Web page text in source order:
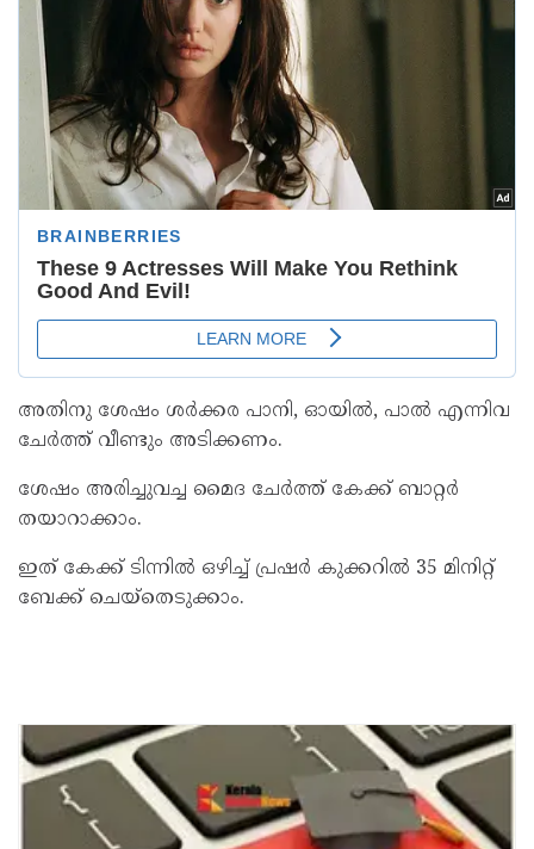
അതിനു ശേഷം ശർക്കര പാനി, ഓയിൽ, പാൽ എന്നിവ
ചേർത്ത് വീണ്ടും അടിക്കണം.
ശേഷം അരിച്ചുവച്ച മൈദ ചേർത്ത് കേക്ക് ബാറ്റർ
തയാറാക്കാം.
ഇത് കേക്ക് ടിന്നിൽ ഒഴിച്ച് പ്രഷർ കുക്കറിൽ 35 മിനിറ്റ്
ബേക്ക് ചെയ്‌തെടുക്കാം.